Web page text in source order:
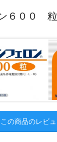
６００
この商品のレビ